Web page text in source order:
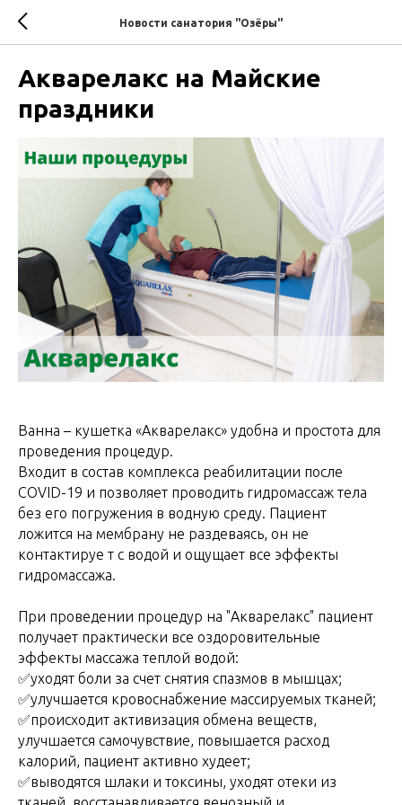
Новости санатория "Озёры"
Акварелакс на Майские
праздники
Ванна – кушетка «Акварелакс» удобна и простота для
проведения процедур.
Входит в состав комплекса реабилитации после
COVID-19 и позволяет проводить гидромассаж тела
без его погружения в водную среду. Пациент
ложится на мембрану не раздеваясь, он не
контактируе т с водой и ощущает все эффекты
гидромассажа.
При проведении процедур на "Акварелакс" пациент
получает практически все оздоровительные
эффекты массажа теплой водой:
✅уходят боли за счет снятия спазмов в мышцах;
✅улучшается кровоснабжение массируемых тканей;
✅происходит активизация обмена веществ,
улучшается самочувствие, повышается расход
калорий, пациент активно худеет;
✅выводятся шлаки и токсины, уходят отеки из